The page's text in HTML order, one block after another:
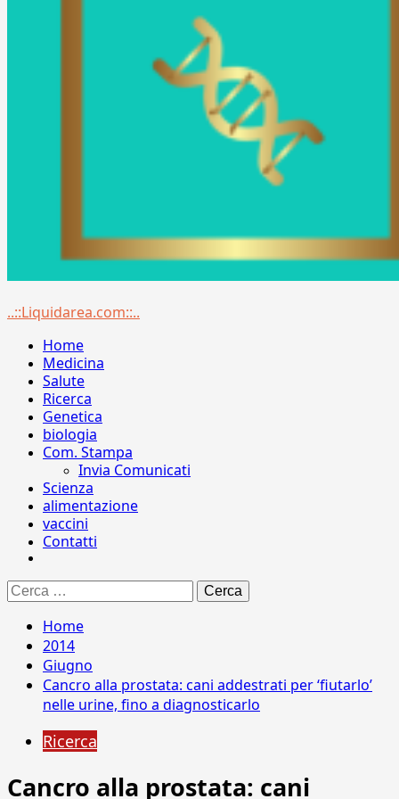
Menu
..::Liquidarea.com::..
Home
Medicina
Salute
Ricerca
Genetica
biologia
Com. Stampa
Invia Comunicati
Scienza
alimentazione
vaccini
Contatti
Ricerca
per:
Home
2014
Giugno
Cancro alla prostata: cani addestrati per ‘fiutarlo’
nelle urine, fino a diagnosticarlo
Ricerca
Cancro alla prostata: cani